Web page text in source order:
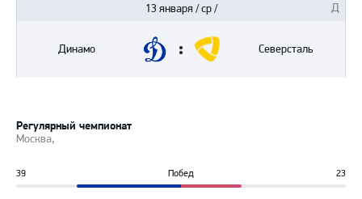
13 января / ср /
Москва,
Регулярный чемпионат
Динамо Северсталь
39 Побед
23